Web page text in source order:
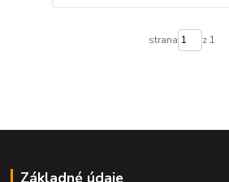
strana z 1
Základné údaje